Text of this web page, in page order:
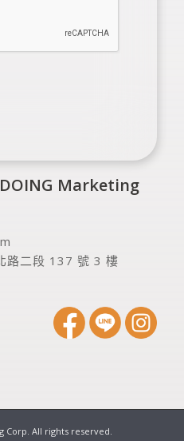
Marketing
路二段 137 號 3 樓
Corp. All rights reserved.